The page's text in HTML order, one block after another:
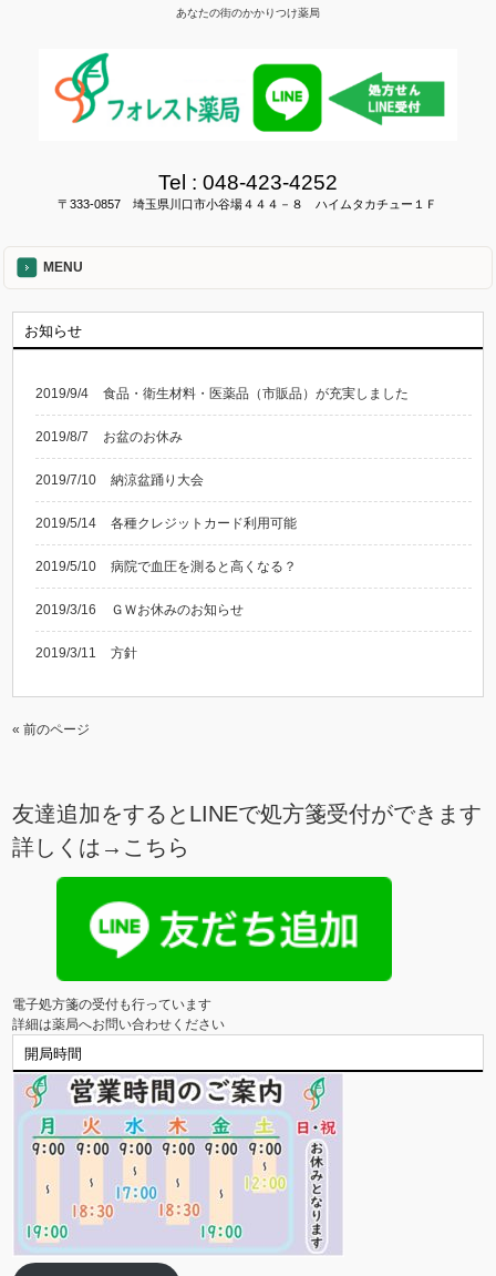
あなたの街のかかりつけ薬局
Tel : 048-423-4252
〒333-0857 埼玉県川口市小谷場４４４－８ ハイムタカチュー１Ｆ
MENU
お知らせ
2019/9/4 食品・衛生材料・医薬品（市販品）が充実しました
2019/8/7 お盆のお休み
2019/7/10 納涼盆踊り大会
2019/5/14 各種クレジットカード利用可能
2019/5/10 病院で血圧を測ると高くなる？
2019/3/16 ＧＷお休みのお知らせ
2019/3/11 方針
« 前のページ
友達追加をするとLINEで処方箋受付ができます
詳しくは→ こちら
電子処方箋の受付も行っています
詳細は薬局へお問い合わせください
開局時間